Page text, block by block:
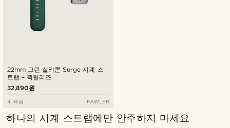
22mm 그린 실리콘 Surge 시계 스
트랩 – 퀵릴리즈
32,890원
4 색상 FAWLER
하나의 시계 스트랩에만 안주하지 마세요